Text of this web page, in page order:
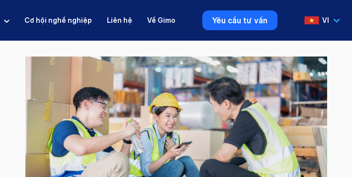
Cơ hội nghề nghiệp Liên hệ Về Gimo Yêu cầu tư vấn VI
VI
EN